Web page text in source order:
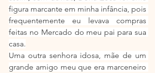
figura marcante em minha infância, pois
frequentemente eu levava compras
feitas no Mercado do meu pai para sua
casa.
Uma outra senhora idosa, mãe de um
grande amigo meu que era marceneiro